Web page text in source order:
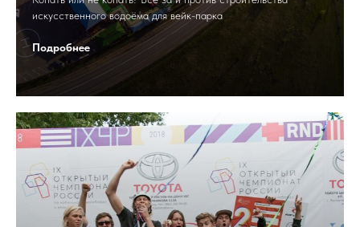
искусственного водоёма для вейк-парка
Подробнее